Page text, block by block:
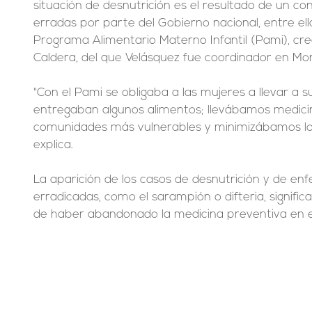
situación de desnutrición es el resultado de un
erradas por parte del Gobierno nacional, entre
Programa Alimentario Materno Infantil (Pami),
Caldera, del que Velásquez fue coordinador en
"Con el Pami se obligaba a las mujeres a llevar a
entregaban algunos alimentos; llevábamos
comunidades más vulnerables y minimizábamos
explica.
La aparición de los casos de desnutrición y de
erradicadas, como el sarampión o difteria,
de haber abandonado la medicina preventiva en